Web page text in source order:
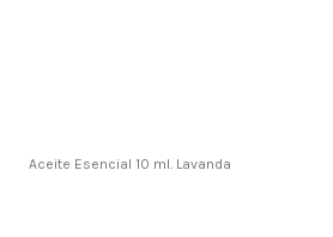
Aceite Esencial 10 ml. Lavanda